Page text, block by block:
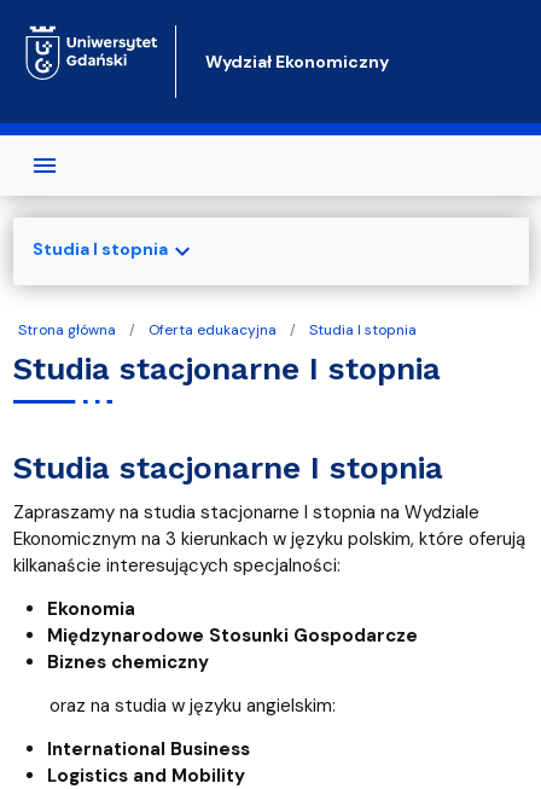
Wydział Ekonomiczny
Strona główna Oferta edukacyjna Studia I stopnia
Studia stacjonarne I stopnia
Studia stacjonarne I stopnia
Zapraszamy na studia stacjonarne I stopnia na Wydziale
Ekonomicznym na 3 kierunkach w języku polskim, które oferują
kilkanaście interesujących specjalności:
Ekonomia
Międzynarodowe Stosunki Gospodarcze
Biznes chemiczny
oraz na studia w języku angielskim:
International Business
Logistics and Mobility
Studia I stopniaexpand_more